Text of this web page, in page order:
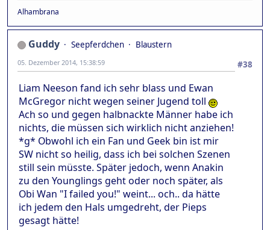
Alhambrana
Guddy Seepferdchen
Blaustern
#38
05. Dezember 2014, 15:38:59
Liam Neeson fand ich sehr blass und Ewan
McGregor nicht wegen seiner Jugend toll
Ach so und gegen halbnackte Männer habe ich
nichts, die müssen sich wirklich nicht anziehen!
*g* Obwohl ich ein Fan und Geek bin ist mir
SW nicht so heilig, dass ich bei solchen Szenen
still sein müsste. Später jedoch, wenn Anakin
zu den Younglings geht oder noch später, als
Obi Wan "I failed you!" weint... och.. da hätte
ich jedem den Hals umgedreht, der Pieps
gesagt hätte!